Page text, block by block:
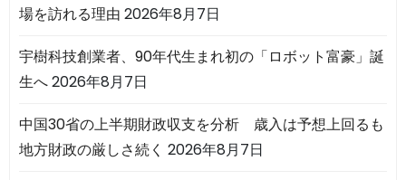
場を訪れる理由 2026年8月7日
宇樹科技創業者、90年代生まれ初の「ロボット富豪」誕
生へ2026年8月7日
中国30省の上半期財政収支を分析 歳入は予想上回るも
地方財政の厳しさ続く 2026年8月7日